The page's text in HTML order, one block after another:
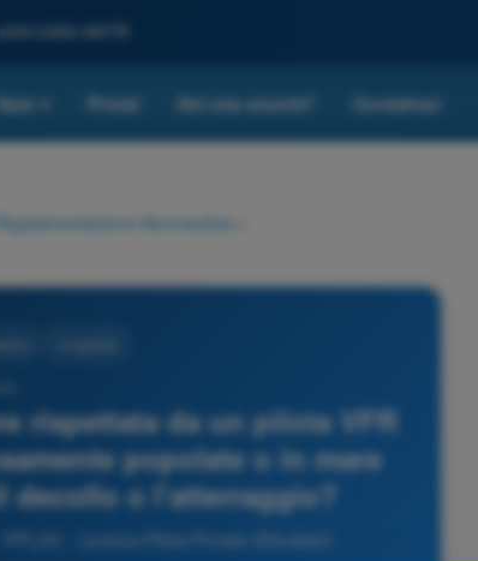
dall'IA
Quiz Prezzi Sei una scuola? Contattaci
Regolamentazione Aeronautica
rispettata da un pilota VFR
popolate o in mare
decollo o l'atterraggio?
- Licenza Pilota Privato (Elicotteri)